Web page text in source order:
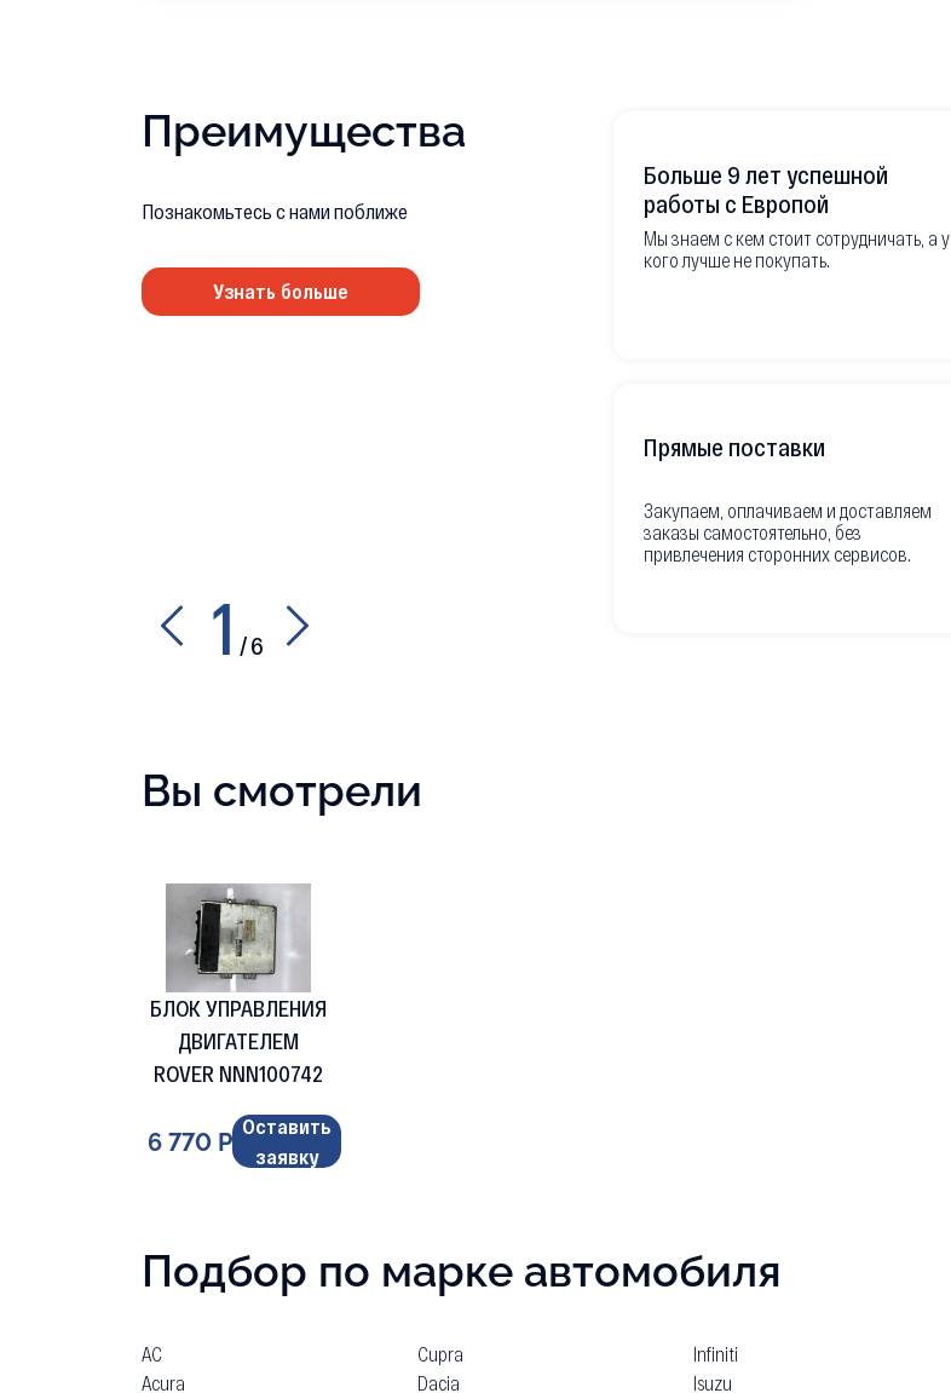
Преимущества
Познакомьтесь с нами поближе
Узнать больше
1 /6
Больше 9 лет успешной
работы с Европой
Мы знаем с кем стоит сотрудничать, а у
кого лучше не покупать.
Прямые поставки
Закупаем, оплачиваем и доставляем
заказы самостоятельно, без
привлечения сторонних сервисов.
Вы смотрели
БЛОК УПРАВЛЕНИЯ
ДВИГАТЕЛЕМ
ROVER NNN100742
6 770 Р
Оставить
заявку
Подбор по марке автомобиля
AC
Acura
Cupra
Dacia
Infiniti
Isuzu